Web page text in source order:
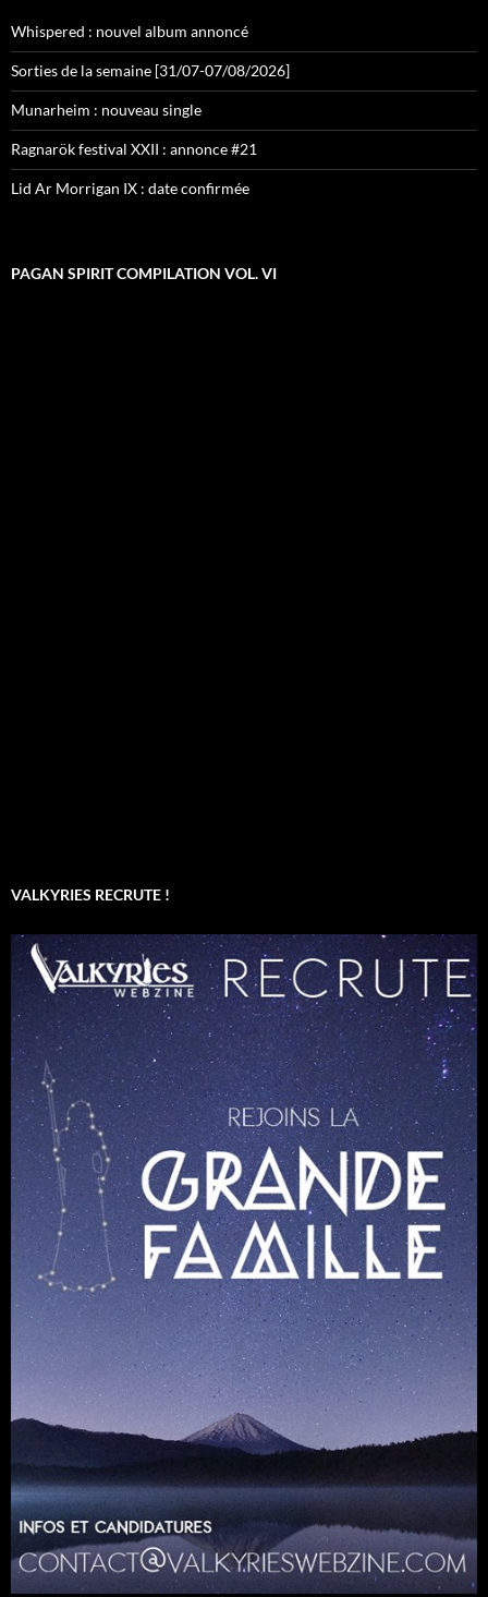
Whispered : nouvel album annoncé
Sorties de la semaine [31/07-07/08/2026]
Munarheim : nouveau single
Ragnarök festival XXII : annonce #21
Lid Ar Morrigan IX : date confirmée
PAGAN SPIRIT COMPILATION VOL. VI
VALKYRIES RECRUTE !